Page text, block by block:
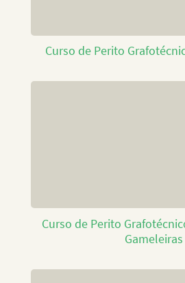
Curso de Perito
Curso de Perito
Gameleiras